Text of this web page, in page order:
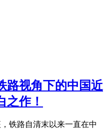
路视角下的中国近
之作！
铁路自清末以来一直在中